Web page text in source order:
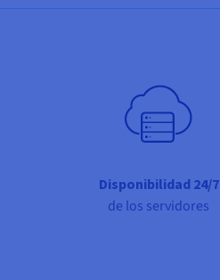
Disponibilidad 24/7
de los servidores